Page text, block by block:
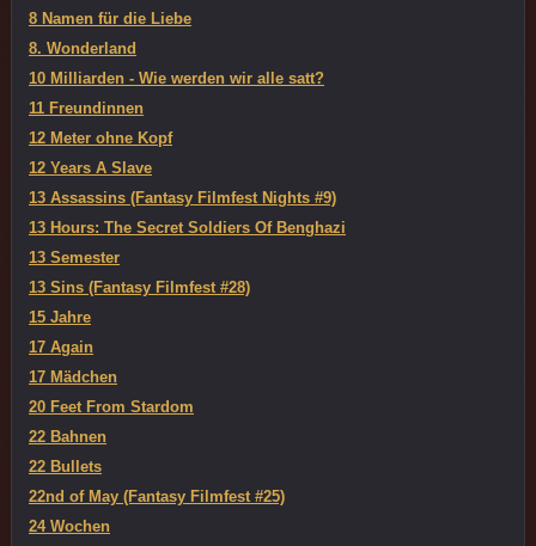
8 Namen für die Liebe
8. Wonderland
10 Milliarden - Wie werden wir alle satt?
11 Freundinnen
12 Meter ohne Kopf
12 Years A Slave
13 Assassins (Fantasy Filmfest Nights #9)
13 Hours: The Secret Soldiers Of Benghazi
13 Semester
13 Sins (Fantasy Filmfest #28)
15 Jahre
17 Again
17 Mädchen
20 Feet From Stardom
22 Bahnen
22 Bullets
22nd of May (Fantasy Filmfest #25)
24 Wochen